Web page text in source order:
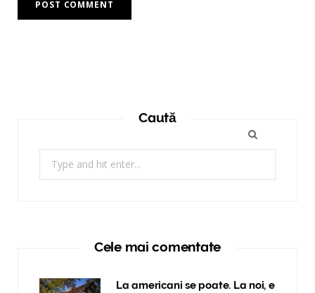
Caută
Cele mai comentate
La americani se poate. La noi, e